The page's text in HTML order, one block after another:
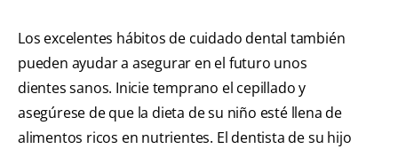
Los excelentes hábitos de cuidado dental también
pueden ayudar a asegurar en el futuro unos
dientes sanos. Inicie temprano el cepillado y
asegúrese de que la dieta de su niño esté llena de
alimentos ricos en nutrientes. El dentista de su hijo